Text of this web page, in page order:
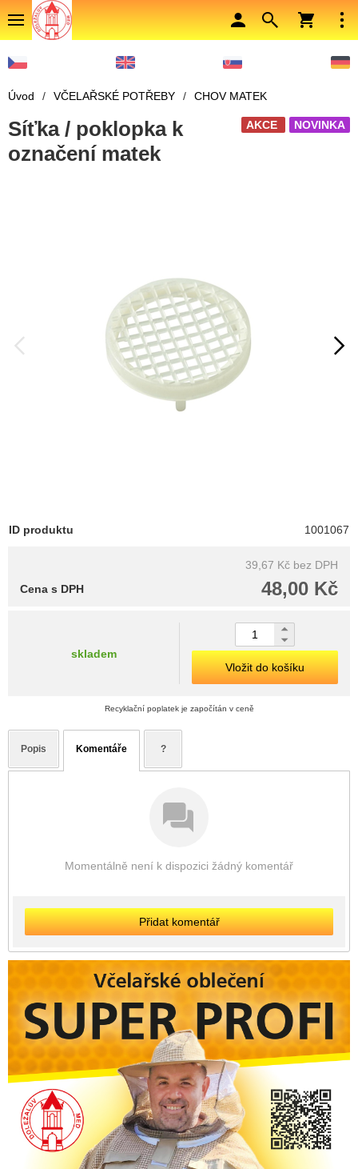
Úvod / VČELAŘSKÉ POTŘEBY / CHOV MATEK
NOVINKA
AKCE
Síťka / poklopka k
označení matek
ID produktu 1001067
39,67 Kč bez DPH
48,00 Kč
Cena s DPH
skladem
Vložit do košíku
Recyklační poplatek je započítán v ceně
Popis Komentáře ?
Momentálně není k dispozici žádný komentář
Přidat komentář